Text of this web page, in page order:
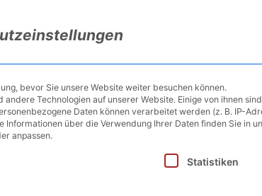
Kurbelverkürzer-
und Pedalpendel der Firma
wie es teilweise an Ergometern
bevor Sie unsere Website weiter besuchen können.
Technologien auf unserer Website. Einige von ihnen
Daten können verarbeitet werden (z. B. IP-
Informationen über die Verwendung Ihrer Daten finden Sie in
anpassen.
Service-Gruppen, für die eine Einwilligung
Statistiken